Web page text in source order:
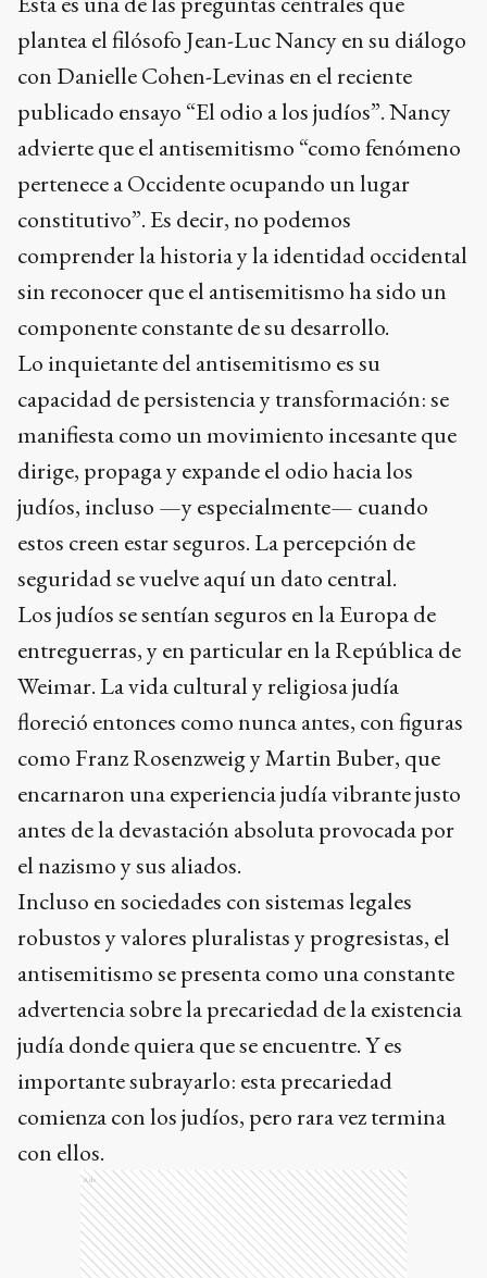
plantea el filósofo Jean-Luc Nancy en su diálogo
con Danielle Cohen-Levinas en el reciente
publicado ensayo “El odio a los judíos”. Nancy
advierte que el antisemitismo “como fenómeno
pertenece a Occidente ocupando un lugar
constitutivo”. Es decir, no podemos
comprender la historia y la identidad occidental
sin reconocer que el antisemitismo ha sido un
componente constante de su desarrollo.
Lo inquietante del antisemitismo es su
capacidad de persistencia y transformación: se
manifiesta como un movimiento incesante que
dirige, propaga y expande el odio hacia los
judíos, incluso —y especialmente— cuando
estos creen estar seguros. La percepción de
seguridad se vuelve aquí un dato central.
Los judíos se sentían seguros en la Europa de
entreguerras, y en particular en la República de
Weimar. La vida cultural y religiosa judía
floreció entonces como nunca antes, con figuras
como Franz Rosenzweig y Martin Buber, que
encarnaron una experiencia judía vibrante justo
antes de la devastación absoluta provocada por
el nazismo y sus aliados.
Incluso en sociedades con sistemas legales
robustos y valores pluralistas y progresistas, el
antisemitismo se presenta como una constante
advertencia sobre la precariedad de la existencia
judía donde quiera que se encuentre. Y es
importante subrayarlo: esta precariedad
comienza con los judíos, pero rara vez termina
con ellos.
Ads